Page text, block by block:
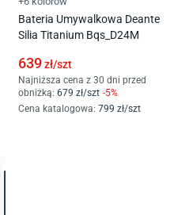
Bateria Umywalkowa Deante
Silia Titanium Bqs_D24M
639zł/szt
Najniższa cena z 30 dni przed
obniżką: 679 zł/szt -5%
Cena katalogowa: 799 zł/szt